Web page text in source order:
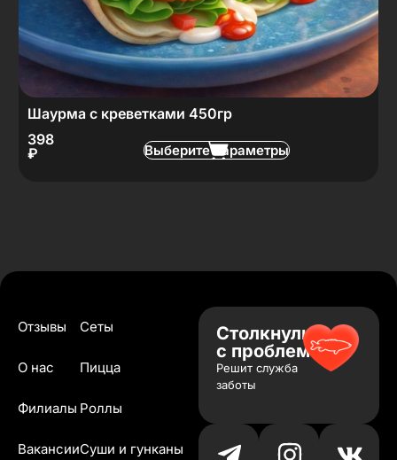
Шаурма с креветками 450гр
398
₽
Выберите параметры
Отзывы
О нас
Филиалы
Вакансии
Сеты
Пицца
Роллы
Суши и гунканы
Столкнулись
с проблемой?
Решит служба
заботы